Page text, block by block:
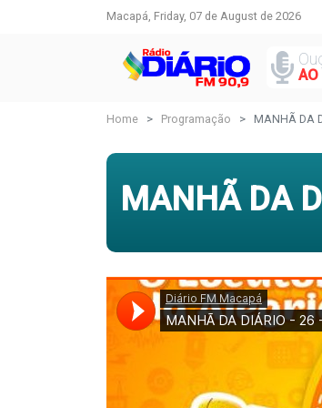
Macapá, Friday, 07 de August de 2026
AO
Home Programação MANHÃ DA
MANHÃ DA